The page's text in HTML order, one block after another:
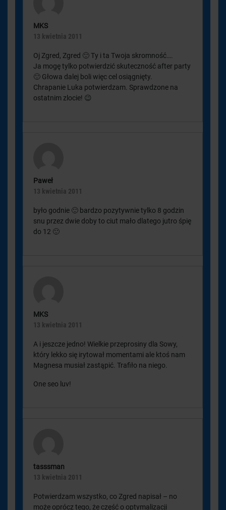
MKS
13 kwietnia 2011
Oj Zgred, Zgred 🙂 Ty i ta Twoja skromność….
Ja mogę tylko potwierdzić skuteczność after party
🙂 Głowa dalej boli więc cel osiągnięty.
Chrapanie Luka potwierdzam. Sprawdzone na
ostatnim zlocie! 😉
Paweł
13 kwietnia 2011
było godnie 🙂 bardzo pozytywnie tylko 8 godzin
snu przez dwie doby to ciut mało dlatego jutro śpię
do 12 🙂
MKS
13 kwietnia 2011
A i jeszcze jedno! Wielkie przeprosiny dla Sowy,
który lekko się irytował momentami ale ktoś nam
Magnesa musiał zastąpić. Trafiło na niego.
One seo luv!
tasssman
13 kwietnia 2011
Potwierdzam wszystko, co Zgred napisał – no
może oprócz tego, że część o optymalizacji